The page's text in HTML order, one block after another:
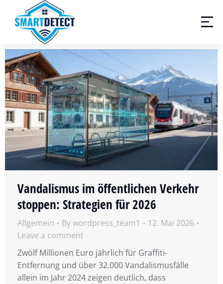
Vandalismus im öffentlichen Verkehr
stoppen: Strategien für 2026
Allgemein Bywordpress_team1
12. Mai 2026
Leave a comment
Zwölf Millionen Euro jährlich für Graffiti-
Entfernung und über 32.000 Vandalismusfälle
allein im Jahr 2024 zeigen deutlich, dass